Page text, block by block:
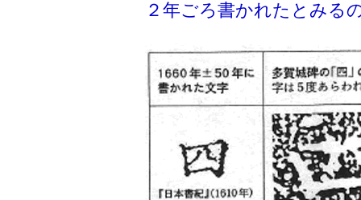
２年ごろ書かれたとみる